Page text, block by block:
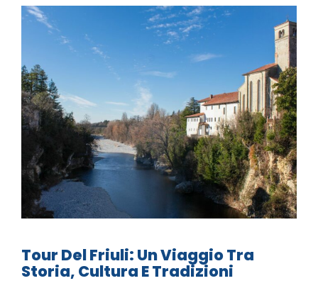
Tour Del Friuli: Un Viaggio Tra
Storia, Cultura E Tradizioni